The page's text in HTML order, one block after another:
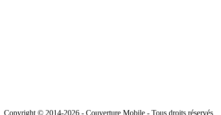
Copyright © 2014-2026 - Couverture Mobile - Tous droits réservés